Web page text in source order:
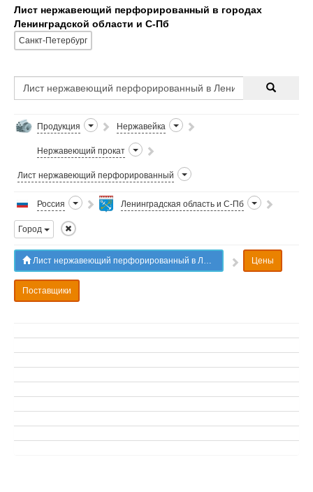
Лист нержавеющий перфорированный в городах
Ленинградской области и С-Пб
Санкт-Петербург
Продукция Нержавейка
Нержавеющий прокат
Лист нержавеющий перфорированный
Россия Ленинградская область и С-Пб
Город
Лист нержавеющий перфорированный в Ленинградской области и С-Пб Цены
Поставщики